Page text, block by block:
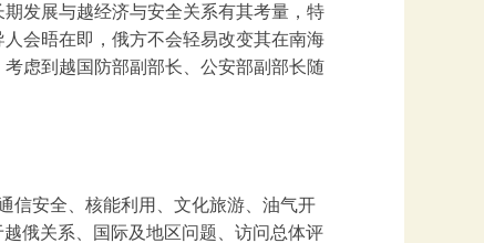
发展与越经济与安全关系有其考量，特
会晤在即，俄方不会轻易改变其在南海
虑到越国防部副部长、公安部副部长随
信安全、核能利用、文化旅游、油气开
俄关系、国际及地区问题、访问总体评